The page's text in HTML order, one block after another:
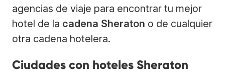
agencias de viaje para encontrar tu mejor
hotel de la cadena Sheraton o de cualquier
otra cadena hotelera.
Ciudades con hoteles Sheraton